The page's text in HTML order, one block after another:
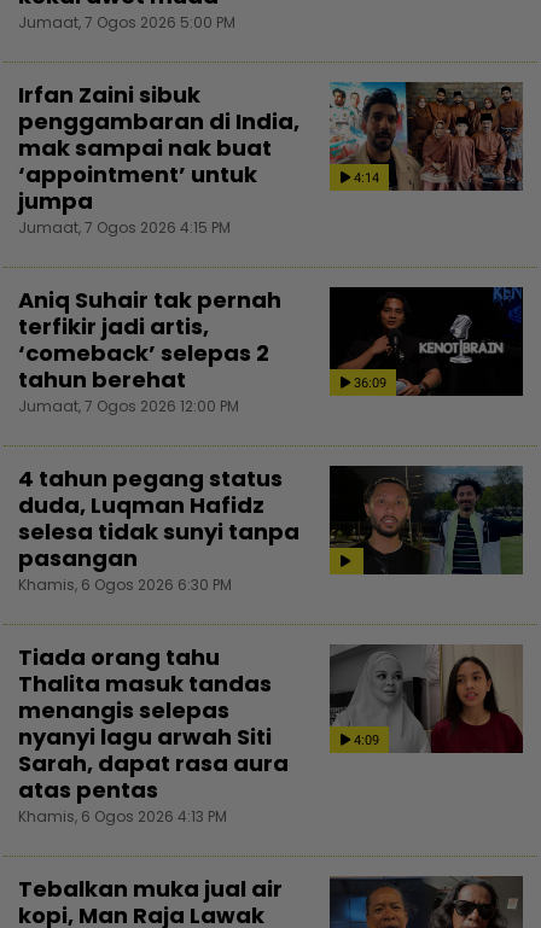
Jumaat, 7 Ogos 2026 5:00 PM
4:14
Irfan Zaini sibuk
penggambaran di India,
mak sampai nak buat
‘appointment’ untuk
jumpa
Jumaat, 7 Ogos 2026 4:15 PM
36:09
Aniq Suhair tak pernah
terfikir jadi artis,
‘comeback’ selepas 2
tahun berehat
Jumaat, 7 Ogos 2026 12:00 PM
4 tahun pegang status
duda, Luqman Hafidz
selesa tidak sunyi tanpa
pasangan
Khamis, 6 Ogos 2026 6:30 PM
4:09
Tiada orang tahu
Thalita masuk tandas
menangis selepas
nyanyi lagu arwah Siti
Sarah, dapat rasa aura
atas pentas
Khamis, 6 Ogos 2026 4:13 PM
Tebalkan muka jual air
kopi, Man Raja Lawak